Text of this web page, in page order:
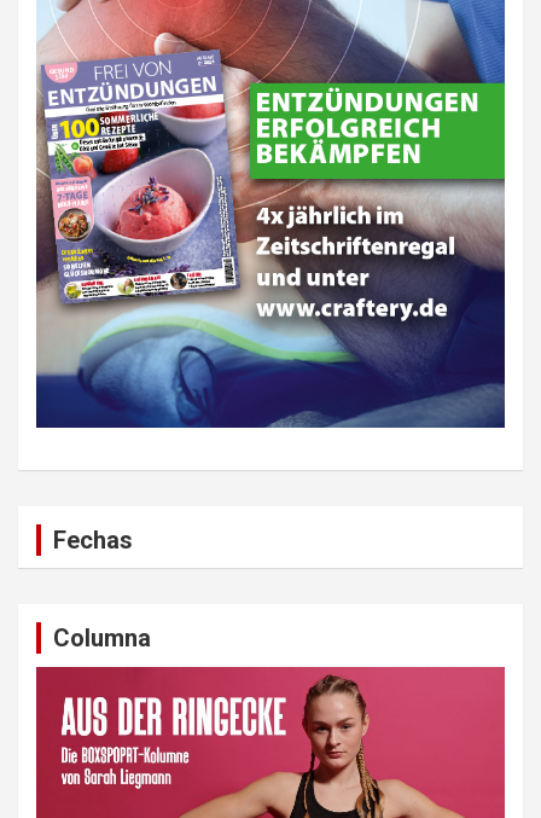
Fechas
Columna